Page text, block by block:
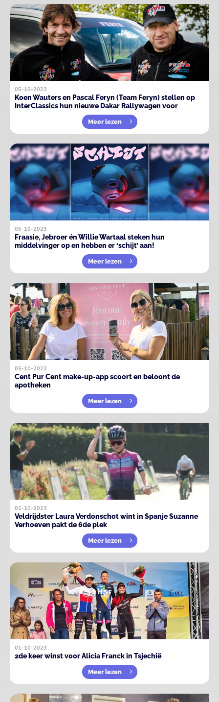
05-10-2023
Koen Wauters en Pascal Feryn (Team Feryn) stellen op
InterClassics hun nieuwe Dakar Rallywagen voor
Meer lezen
05-10-2023
Fraasie, Jebroer én Willie Wartaal steken hun
middelvinger op en hebben er ‘schijt’ aan!
Meer lezen
05-10-2023
Cent Pur Cent make-up-app scoort en beloont de
apotheken
Meer lezen
01-10-2023
Veldrijdster Laura Verdonschot wint in Spanje Suzanne
Verhoeven pakt de 6de plek
Meer lezen
01-10-2023
2de keer winst voor Alicia Franck in Tsjechië
Meer lezen